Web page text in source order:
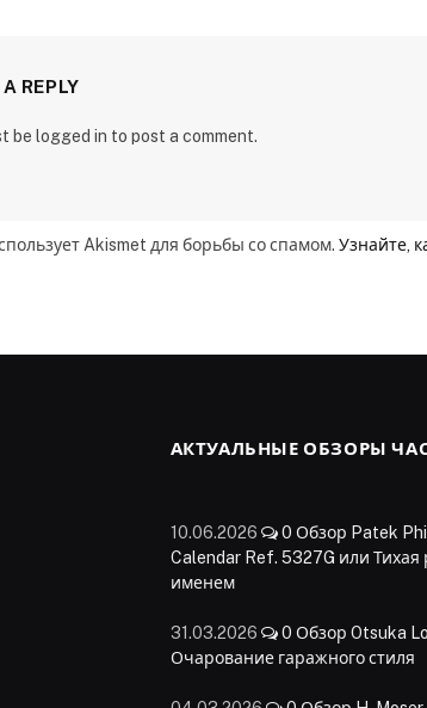
REPLY
be logged in to post a comment.
Akismet для борьбы со спамом. Узнайте,
АКТУАЛЬНЫЕ ОБЗОРЫ
10.06.2026 0 Обзор Patek
Calendar Ref. 5327G или
именем
31.03.2026 0 Обзор Otsuka
Очарование гаражного стиля